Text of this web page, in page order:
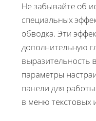
Не забывайте об
специальных
обводка. Эти
дополнительную
выразительность
параметры
панели для
в меню текстовых